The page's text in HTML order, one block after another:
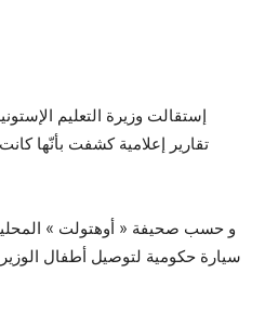
إستقالت وزيرة التعليم
تقارير إعلامية كشفت بأنّها
و حسب صحيفة « أوهتولت »
سيارة حكومية لتوصيل أطفال